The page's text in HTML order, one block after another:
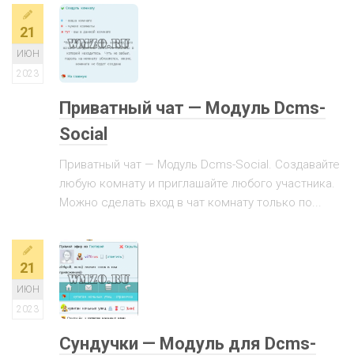
21
ИЮН
2023
Приватный чат — Модуль Dcms-
Social
Приватный чат — Модуль Dcms-Social. Создавайте
любую комнату и приглашайте любого участника.
Можно сделать вход в чат комнату только по...
21
ИЮН
2023
Сундучки — Модуль для Dcms-